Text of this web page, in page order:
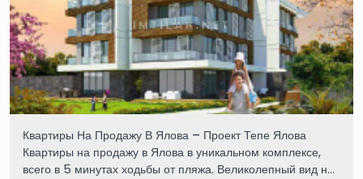
Квартиры На Продажу В Ялова – Проект Тепе Ялова
Квартиры на продажу в Ялова в уникальном комплексе,
всего в 5 минутах ходьбы от пляжа. Великолепный вид на